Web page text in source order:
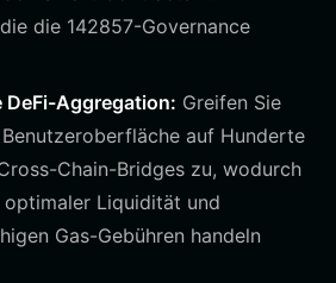
die 142857-Governance
Aggregation: Greifen Sie
auf Hunderte
Chain-Bridges zu, wodurch
optimaler Liquidität und
Gas-Gebühren handeln